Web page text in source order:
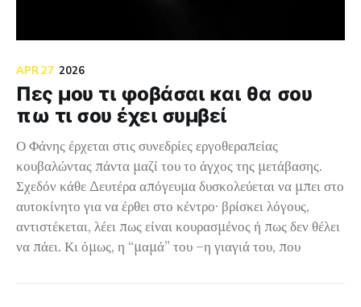
APR 27 2026
Πες μου τι φοβάσαι και θα σου
πω τι σου έχει συμβεί
Ο Φάνης έρχεται στις συνεδρίες εργοθεραπείας
κουβαλώντας πάντα μαζί του το άγχος της μετάβασης.
Σχεδόν κάθε Δευτέρα απόγευμα δυσκολεύεται να μπει στο
αυτοκίνητο για να έρθει στο κέντρο· βρίσκει λόγους,
αντιστέκεται, λέει πως είναι κουρασμένος ή πως δεν θέλει
να πάει. Κι όμως, η “μαμά” του –η γιαγιά του, που